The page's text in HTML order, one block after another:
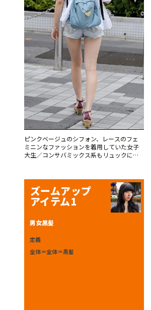
ピンクベージュのシフォン、レースのフェ
ミニンなファッションを着用していた女子
大生／コンサバミックス系もリュックに移
ズームアップ
アイテム1
男女黒髪
定義
全体＝全体＝黒髪